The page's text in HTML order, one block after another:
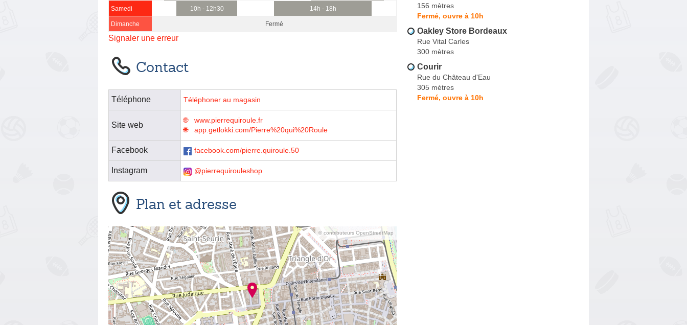
Samedi 10h - 12h30 14h - 18h
Dimanche Fermé
Signaler une erreur
Contact
Téléphone Téléphoner au magasin
Site web
www.pierrequiroule.fr
app.getlokki.com/Pierre%20qui%20Roule
Facebook facebook.com/pierre.quiroule.50
Instagram @pierrequirouleshop
Plan et adresse
© contributeurs OpenStreetMap
156 mètres
Fermé, ouvre à 10h
Oakley Store Bordeaux
Rue Vital Carles
300 mètres
Courir
Rue du Château d'Eau
305 mètres
Fermé, ouvre à 10h